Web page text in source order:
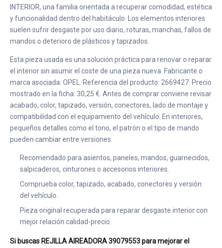
INTERIOR, una familia orientada a recuperar comodidad, estética
y funcionalidad dentro del habitáculo. Los elementos interiores
suelen sufrir desgaste por uso diario, roturas, manchas, fallos de
mandos o deterioro de plásticos y tapizados.
Esta pieza usada es una solución práctica para renovar o reparar
el interior sin asumir el coste de una pieza nueva. Fabricante o
marca asociada: OPEL. Referencia del producto: 2669427. Precio
mostrado en la ficha: 30,25 €. Antes de comprar conviene revisar
acabado, color, tapizado, versión, conectores, lado de montaje y
compatibilidad con el equipamiento del vehículo. En interiores,
pequeños detalles como el tono, el patrón o el tipo de mando
pueden cambiar entre versiones.
Recomendado para asientos, paneles, mandos, guarnecidos,
salpicaderos, cinturones o accesorios interiores.
Comprueba color, tapizado, acabado, conectores y versión
del vehículo.
Pieza original recuperada para reparar desgaste interior con
mejor relación calidad-precio.
Si buscas REJILLA AIREADORA 39079553 para mejorar el